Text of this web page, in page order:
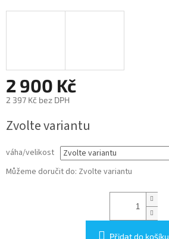
2 900 Kč
2 397 Kč bez DPH
cena:
Zvolte variantu
váha/velikost
Můžeme doručit do: Zvolte variantu
Přidat do košíku